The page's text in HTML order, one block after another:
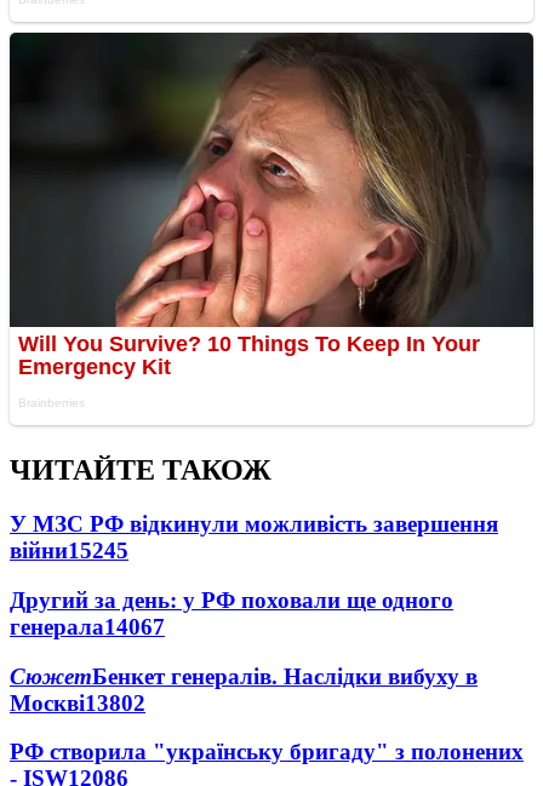
ЧИТАЙТЕ ТАКОЖ
У МЗС РФ відкинули можливість завершення
війни15245
Другий за день: у РФ поховали ще одного
генерала14067
СюжетБенкет генералів. Наслідки вибуху в
Москві13802
РФ створила "українську бригаду" з полонених
- ISW12086